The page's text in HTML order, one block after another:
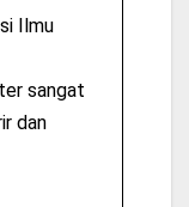
Ilmu
sangat
dan